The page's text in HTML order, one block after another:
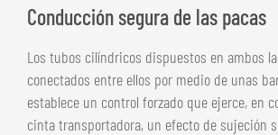
Conducción segura de las pacas
Los tubos cilíndricos dispuestos en ambos
conectados entre ellos por medio de unas
establece un control forzado que ejerce, en
cinta transportadora, un efecto de sujeción